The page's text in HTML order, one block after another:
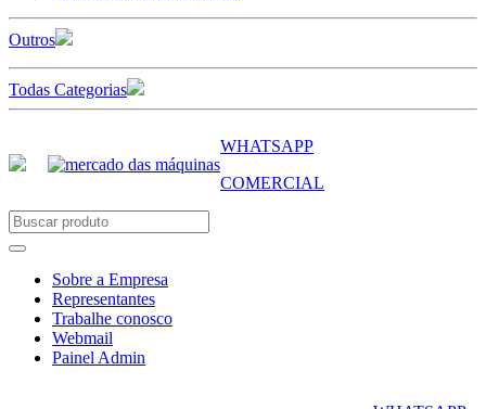
Outros
Todas Categorias
WHATSAPP
COMERCIAL
Sobre a Empresa
Representantes
Trabalhe conosco
Webmail
Painel Admin